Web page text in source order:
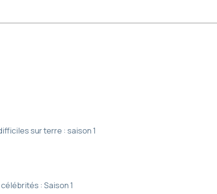
sur terre : saison 1
: Saison 1